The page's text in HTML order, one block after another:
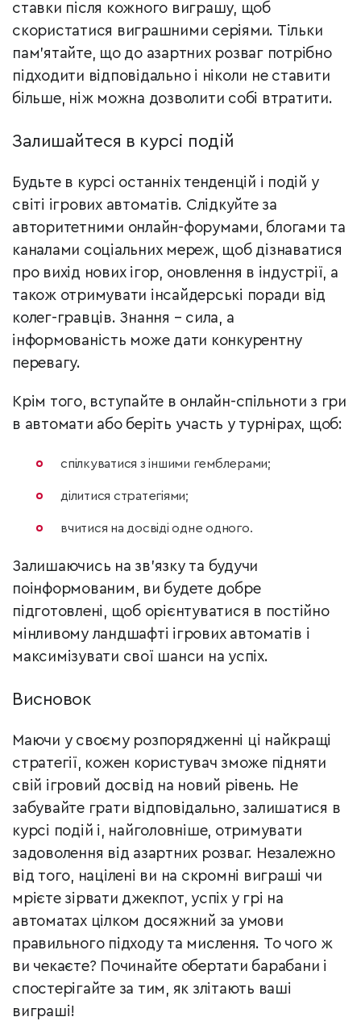
ставки після кожного виграшу, щоб
скористатися виграшними серіями. Тільки
пам’ятайте, що до азартних розваг потрібно
підходити відповідально і ніколи не ставити
більше, ніж можна дозволити собі втратити.
Залишайтеся в курсі подій
Будьте в курсі останніх тенденцій і подій у
світі ігрових автоматів. Слідкуйте за
авторитетними онлайн-форумами, блогами та
каналами соціальних мереж, щоб дізнаватися
про вихід нових ігор, оновлення в індустрії, а
також отримувати інсайдерські поради від
колег-гравців. Знання – сила, а
інформованість може дати конкурентну
перевагу.
Крім того, вступайте в онлайн-спільноти з гри
в автомати або беріть участь у турнірах, щоб:
спілкуватися з іншими гемблерами;
ділитися стратегіями;
вчитися на досвіді одне одного.
Залишаючись на зв’язку та будучи
поінформованим, ви будете добре
підготовлені, щоб орієнтуватися в постійно
мінливому ландшафті ігрових автоматів і
максимізувати свої шанси на успіх.
Висновок
Маючи у своєму розпорядженні ці найкращі
стратегії, кожен користувач зможе підняти
свій ігровий досвід на новий рівень. Не
забувайте грати відповідально, залишатися в
курсі подій і, найголовніше, отримувати
задоволення від азартних розваг. Незалежно
від того, націлені ви на скромні виграші чи
мрієте зірвати джекпот, успіх у грі на
автоматах цілком досяжний за умови
правильного підходу та мислення. То чого ж
ви чекаєте? Починайте обертати барабани і
спостерігайте за тим, як злітають ваші
виграші!